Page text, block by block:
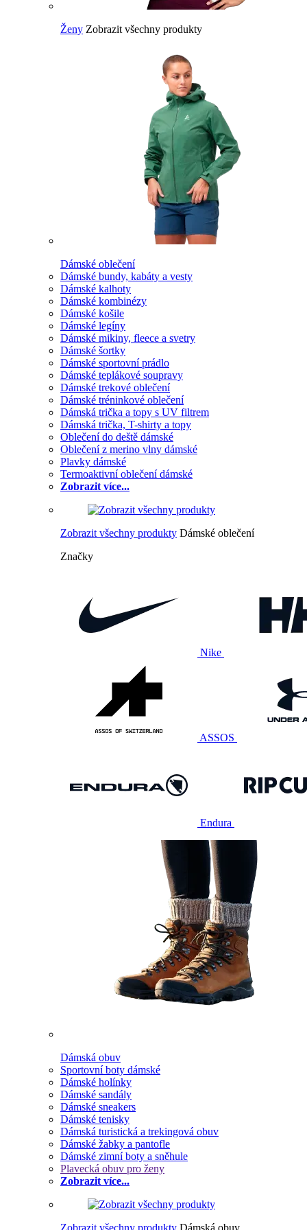
Ženy Zobrazit všechny produkty
Dámské oblečení
Dámské bundy, kabáty a vesty
Dámské kalhoty
Dámské kombinézy
Dámské košile
Dámské legíny
Dámské mikiny, fleece a svetry
Dámské šortky
Dámské sportovní prádlo
Dámské teplákové soupravy
Dámské trekové oblečení
Dámské tréninkové oblečení
Dámská trička a topy s UV filtrem
Dámská trička, T-shirty a topy
Oblečení do deště dámské
Oblečení z merino vlny dámské
Plavky dámské
Termoaktivní oblečení dámské
Zobrazit více...
Zobrazit všechny produkty Dámské oblečení
Značky
Nike
ASSOS
Endura
Dámská obuv
Sportovní boty dámské
Dámské holínky
Dámské sandály
Dámské sneakers
Dámské tenisky
Dámská turistická a trekingová obuv
Dámské žabky a pantofle
Dámské zimní boty a sněhule
Plavecká obuv pro ženy
Zobrazit více...
Zobrazit všechny produkty Dámská obuv